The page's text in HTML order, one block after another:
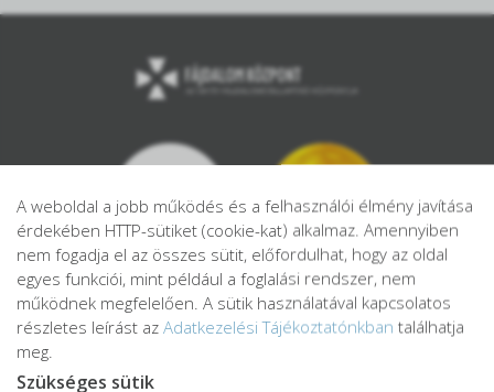
A weboldal a jobb működés és a felhasználói élmény javítása
érdekében HTTP-sütiket (cookie-kat) alkalmaz. Amennyiben
nem fogadja el az összes sütit, előfordulhat, hogy az oldal
egyes funkciói, mint például a foglalási rendszer, nem
működnek megfelelően. A sütik használatával kapcsolatos
részletes leírást az Adatkezelési Tájékoztatónkban találhatja
meg.
Szükséges sütik